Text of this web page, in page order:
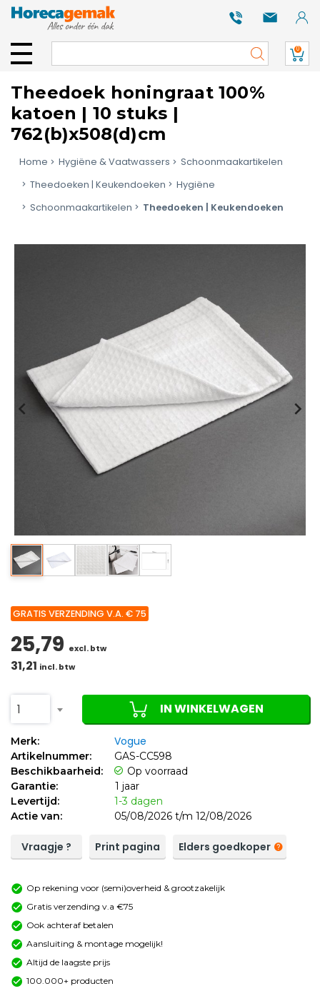
0
Theedoek honingraat 100%
katoen | 10 stuks |
762(b)x508(d)cm
Home Hygiëne & Vaatwassers
Schoonmaakartikelen
Theedoeken | Keukendoeken
Hygiëne
Schoonmaakartikelen
Theedoeken | Keukendoeken
GRATIS VERZENDING V.A. € 75
25,79 excl. btw
31,21 incl. btw
1 IN WINKELWAGEN
Merk: Vogue
Artikelnummer:
GAS-CC598
Beschikbaarheid:
Op voorraad
Garantie:
1 jaar
Levertijd:
1-3 dagen
Actie van:
05/08/2026 t/m 12/08/2026
Vraagje ? Print pagina Elders goedkoper
Op rekening voor (semi)overheid & grootzakelijk
Gratis verzending v.a €75
Ook achteraf betalen
Aansluiting & montage mogelijk!
Altijd de laagste prijs
100.000+ producten